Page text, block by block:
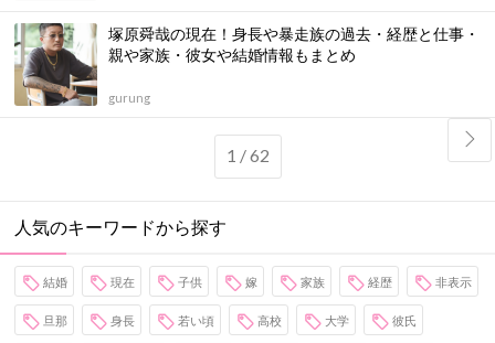
塚原舜哉の現在！身長や暴走族の過去・経歴と仕事・
親や家族・彼女や結婚情報もまとめ
gurung
1 / 62
人気のキーワードから探す
結婚 現在 子供 嫁 家族 経歴 非表示
旦那 身長 若い頃 高校 大学 彼氏